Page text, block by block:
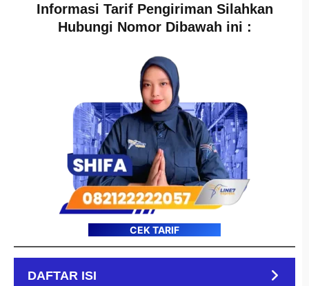
Informasi Tarif Pengiriman Silahkan
Hubungi Nomor Dibawah ini :
CEK TARIF
DAFTAR ISI